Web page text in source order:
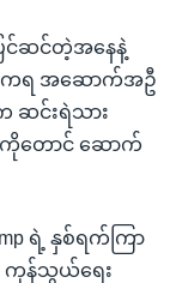
င်ဆင်တဲ့အနေနဲ့
ကရ အဆောက်အဦ
ဆင်းရဲသား
တောင် ဆောက်
ရဲ့ နှစ်ရက်ကြာ
ကုန်သွယ်ရေး